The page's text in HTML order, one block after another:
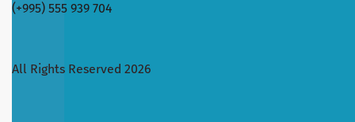
(+995) 555 939 704
All Rights Reserved 2026